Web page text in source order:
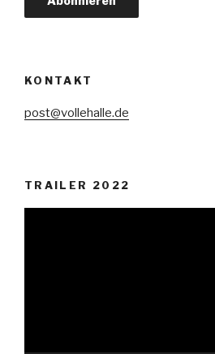
KONTAKT
post@vollehalle.de
TRAILER 2022